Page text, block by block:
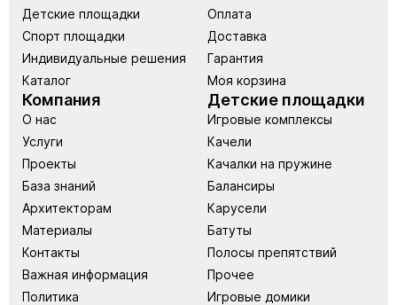
Детские площадки
Спорт площадки
Индивидуальные решения
Каталог
Оплата
Доставка
Гарантия
Моя корзина
Компания
О нас
Услуги
Проекты
База знаний
Архитекторам
Материалы
Контакты
Важная информация
Политика
Детские площадки
Игровые комплексы
Качели
Качалки на пружине
Балансиры
Карусели
Батуты
Полосы препятствий
Прочее
Игровые домики